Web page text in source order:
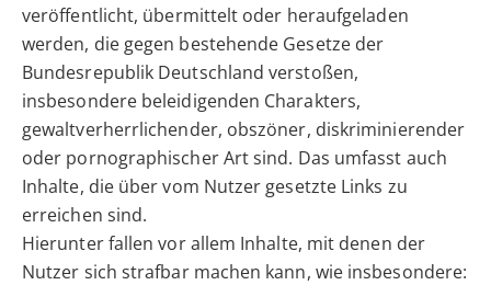
veröffentlicht, übermittelt oder heraufgeladen
werden, die gegen bestehende Gesetze der
Bundesrepublik Deutschland verstoßen,
insbesondere beleidigenden Charakters,
gewaltverherrlichender, obszöner, diskriminierender
oder pornographischer Art sind. Das umfasst auch
Inhalte, die über vom Nutzer gesetzte Links zu
erreichen sind.
Hierunter fallen vor allem Inhalte, mit denen der
Nutzer sich strafbar machen kann, wie insbesondere: